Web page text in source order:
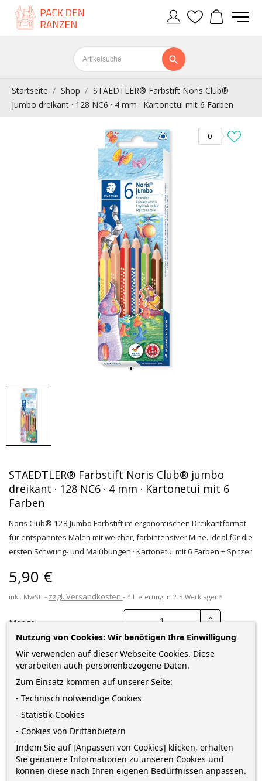
Startseite Shop
STAEDTLER® Farbstift Noris Club®
jumbo dreikant · 128 NC6 · 4 mm · Kartonetui mit 6 Farben
0
STAEDTLER® Farbstift Noris Club® jumbo
dreikant · 128 NC6 · 4 mm · Kartonetui mit 6
Farben
Noris Club® 128 Jumbo Farbstift im ergonomischen Dreikantformat
für entspanntes Malen mit weicher, farbintensiver Mine. Ideal für die
ersten Schwung- und Malübungen · Kartonetui mit 6 Farben + Spitzer
5,90 €
inkl. MwSt. zzgl. Versandkosten * Lieferung in 2-5 Werktagen*
Menge
IN DEN WARENKORB
Nur noch wenige Teile verfügbar
Bestellung zwischenmorgenundDienstag 11 August mit
DHL
Nutzung von Cookies: Wir benötigen Ihre Einwilligung
Wir verwenden auf dieser Webseite Cookies. Diese
verarbeiten auch personenbezogene Daten.
Zum Einsatz kommen auf unserer Seite:
- Technisch notwendige Cookies
- Statistik-Cookies
- Cookies von Drittanbietern
Indem Sie auf [Anpassen von Cookies] klicken, erhalten
Sie genauere Informationen zu unseren Cookies und
können diese nach Ihren eigenen Bedürfnissen anpassen.